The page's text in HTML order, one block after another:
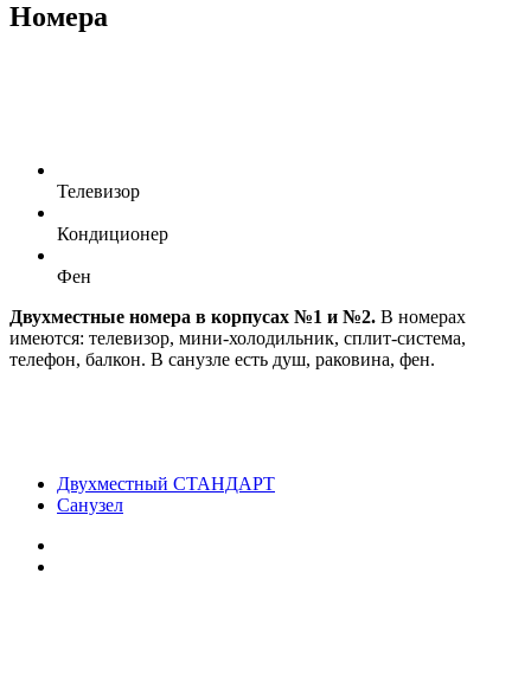
Номера
Телевизор
Кондиционер
Фен
Двухместные номера в корпусах №1 и №2. В номерах
имеются: телевизор, мини-холодильник, сплит-система,
телефон, балкон. В санузле есть душ, раковина, фен.
Двухместный СТАНДАРТ
Санузел